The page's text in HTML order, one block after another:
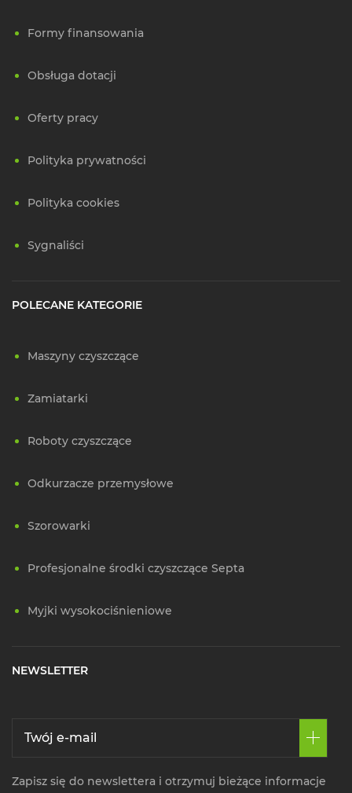
Formy finansowania
Obsługa dotacji
Oferty pracy
Polityka prywatności
Polityka cookies
Sygnaliści
POLECANE KATEGORIE
Maszyny czyszczące
Zamiatarki
Roboty czyszczące
Odkurzacze przemysłowe
Szorowarki
Profesjonalne środki czyszczące Septa
Myjki wysokociśnieniowe
NEWSLETTER
Zapisz się do newslettera i otrzymuj bieżące informacje